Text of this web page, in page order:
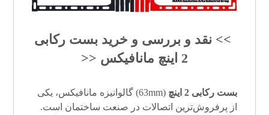
>> نقد و بررسی و خرید بست رکابی
2 اینچ
مانافیکس <<
بست رکابی 2 اینچ
(63mm) گالوانیزه مانافیکس، یکی
از پرفروش‌ترین اتصالات در صنعت ساختمان است.